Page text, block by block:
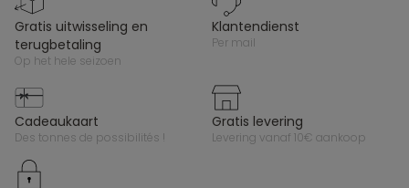
gratis uitwisseling en
terugbetaling
op het hele seizoen
klantendienst
per mail
cadeaukaart
des tonnes de possibilités !
gratis levering
levering vanaf 10€ aankoop